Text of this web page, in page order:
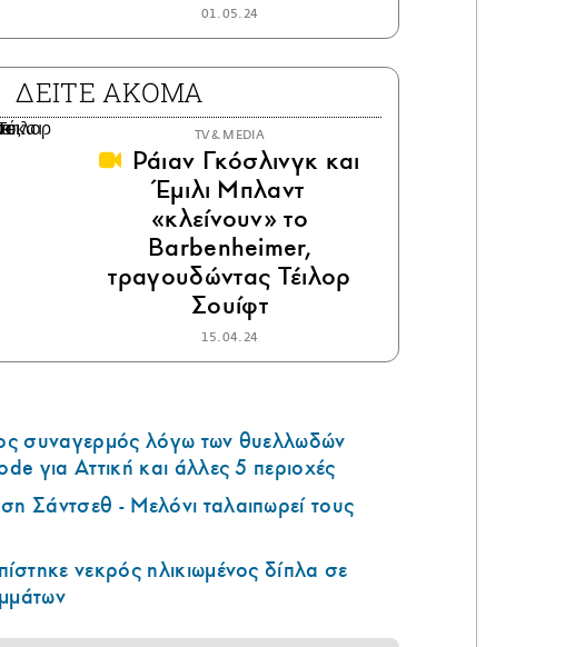
01.05.24
ΔΕΙΤΕ ΑΚΟΜΑ
TV & MEDIA
Ράιαν Γκόσλινγκ και
Έμιλι Μπλαντ
«κλείνουν» το
Barbenheimer,
τραγουδώντας Τέιλορ
Σουίφτ
15.04.24
συναγερμός λόγω των θυελλωδών
για Αττική και άλλες 5 περιοχές
Σάντσεθ - Μελόνι ταλαιπωρεί τους
νεκρός ηλικιωμένος δίπλα σε